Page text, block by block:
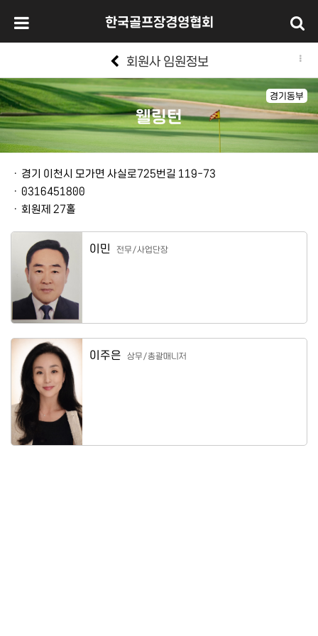
한국골프장경영협회
회원사 임원정보
경기동부
웰링턴
본문
ㆍ 경기 이천시 모가면 사실로725번길 119-73
ㆍ 0316451800
ㆍ 회원제 27홀
이민 전무/사업단장
이주은 상무/총괄매니저